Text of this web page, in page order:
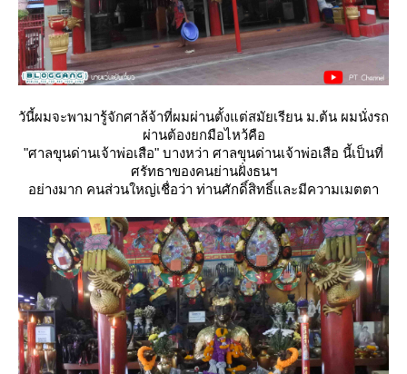
วันี้ผมจะพามารู้จักศาล้จ้าที่ผมผ่านตั้งแต่สมัยเรียน ม.ต้น ผมนั่งรถ
ผ่านต้องยกมือไหว้คือ
"ศาลขุนด่านเจ้าพ่อเสือ" บางหว่า ศาลขุนด่านเจ้าพ่อเสือ นี้เป็นที่
ศรัทธาของคนย่านฝั่งธนฯ
อย่างมาก คนส่วนใหญ่เชื่อว่า ท่านศักดิ์สิทธิ์และมีความเมตตา